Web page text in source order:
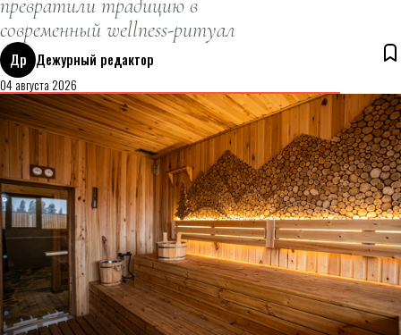
превратили традицию в
современный wellness-ритуал
Др Дежурный редактор
04 августа 2026